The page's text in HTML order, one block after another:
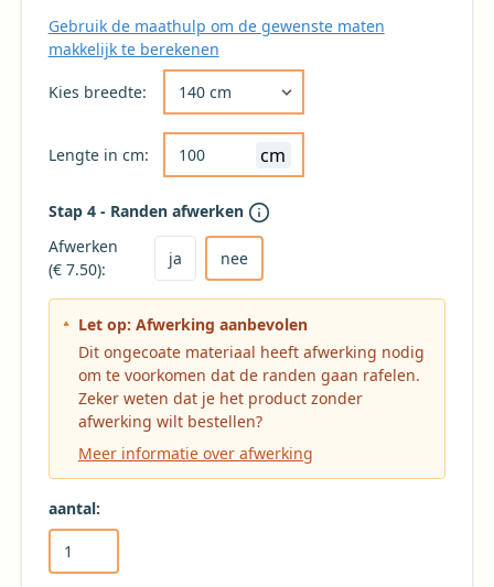
Gebruik de maathulp om de gewenste maten
makkelijk te berekenen
Kies breedte:
Lengte in cm: cm
Stap 4 - Randen afwerken
Afwerken
(€ 7.50):
ja
Kies ja om het tafelkleed af te laten werken
nee
Kies nee voor geen afwerking (niet
Let op: Afwerking aanbevolen
Dit ongecoate materiaal heeft afwerking nodig
om te voorkomen dat de randen gaan rafelen.
Zeker weten dat je het product zonder
afwerking wilt bestellen?
Meer informatie over afwerking
aantal: